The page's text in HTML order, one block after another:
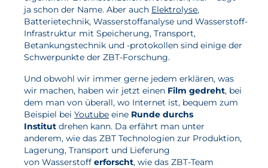
Herstellungsverfahren
Mess- und Prüfverfahren
Beratung und Studien
Karriere
Offene Stellen
Weiterentwicklung
Vorteile für Mitarbeiter:innen
ja schon der Name. Aber auch Elektrolyse,
Batterietechnik, Wasserstoffanalyse und Wasserstoff-
Infrastruktur mit Speicherung, Transport,
Betankungstechnik und -protokollen sind einige der
Schwerpunkte der ZBT-Forschung.
Und obwohl wir immer gerne jedem erklären, was
wir machen, haben wir jetzt einen Film gedreht, bei
dem man von überall, wo Internet ist, bequem zum
Beispiel bei Youtube eine Runde durchs
Institut drehen kann. Da erfährt man unter
anderem, wie das ZBT Technologien zur Produktion,
Lagerung, Transport und Lieferung
von Wasserstoff erforscht, wie das ZBT-Team